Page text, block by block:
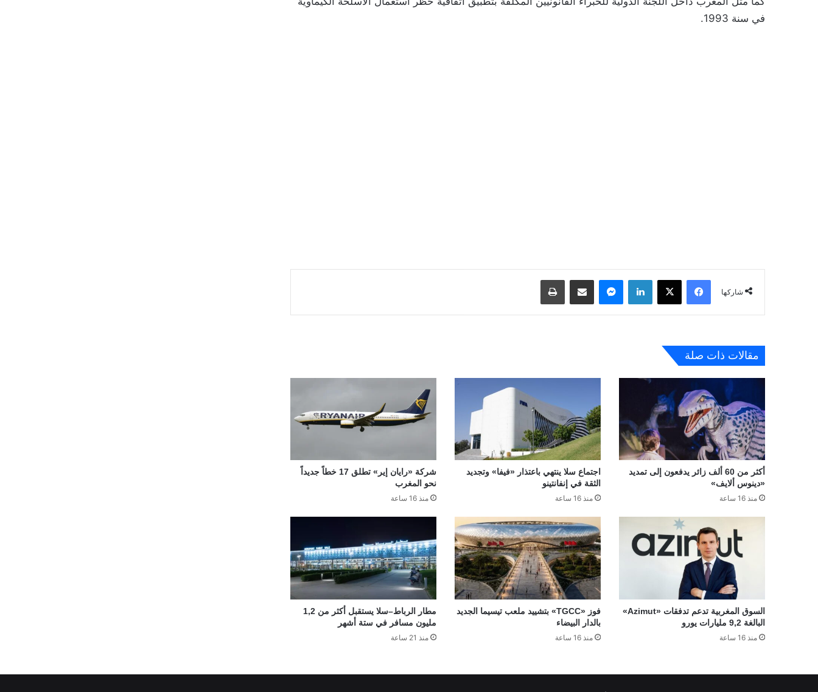
في سنة 1993.
شاركها
فيسبوك لينكدإن
مقالات ذات صلة
أكثر من 60 ألف زائر يدفعون إلى تمديد
«دينوس ألايف»
منذ 16 ساعة
اجتماع سلا ينتهي باعتذار «فيفا» وتجديد
الثقة في إنفانتينو
منذ 16 ساعة
شركة «رايان إير» تطلق 17 خطاً جديداً
نحو المغرب
منذ 16 ساعة
السوق المغربية تدعم تدفقات «Azimut»
البالغة 9,2 مليارات يورو
منذ 16 ساعة
فوز «TGCC» بتشييد ملعب تيسيما الجديد
بالدار البيضاء
منذ 16 ساعة
مطار الرباط–سلا يستقبل أكثر من 1,2
مليون مسافر في ستة أشهر
منذ 21 ساعة